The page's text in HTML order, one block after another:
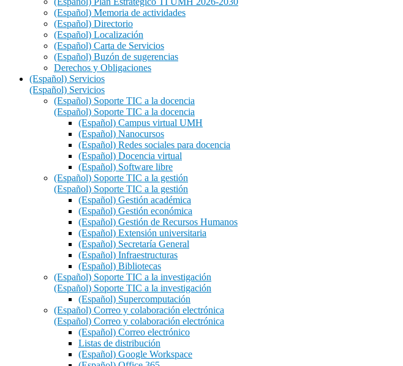
(Español) Memoria de actividades
(Español) Directorio
(Español) Localización
(Español) Carta de Servicios
(Español) Buzón de sugerencias
Derechos y Obligaciones
(Español) Servicios
(Español) Servicios
(Español) Soporte TIC a la docencia
(Español) Soporte TIC a la docencia
(Español) Campus virtual UMH
(Español) Nanocursos
(Español) Redes sociales para docencia
(Español) Docencia virtual
(Español) Software libre
(Español) Soporte TIC a la gestión
(Español) Soporte TIC a la gestión
(Español) Gestión académica
(Español) Gestión económica
(Español) Gestión de Recursos Humanos
(Español) Extensión universitaria
(Español) Secretaría General
(Español) Infraestructuras
(Español) Bibliotecas
(Español) Soporte TIC a la investigación
(Español) Soporte TIC a la investigación
(Español) Supercomputación
(Español) Correo y colaboración electrónica
(Español) Correo y colaboración electrónica
(Español) Correo electrónico
Listas de distribución
(Español) Google Workspace